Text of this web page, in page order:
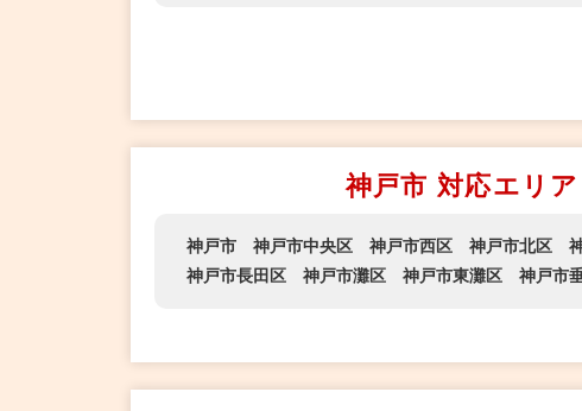
神戸市 対応エリア
神戸市 神戸市中央区 神戸市西区 神戸市北区
神戸市長田区
神戸市灘区 神戸市東灘区 神戸市